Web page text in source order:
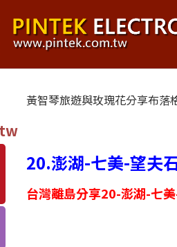
黃智琴旅遊與玫瑰花分享布落
20.澎湖-七美-望夫
台灣離島分享20-澎湖-七